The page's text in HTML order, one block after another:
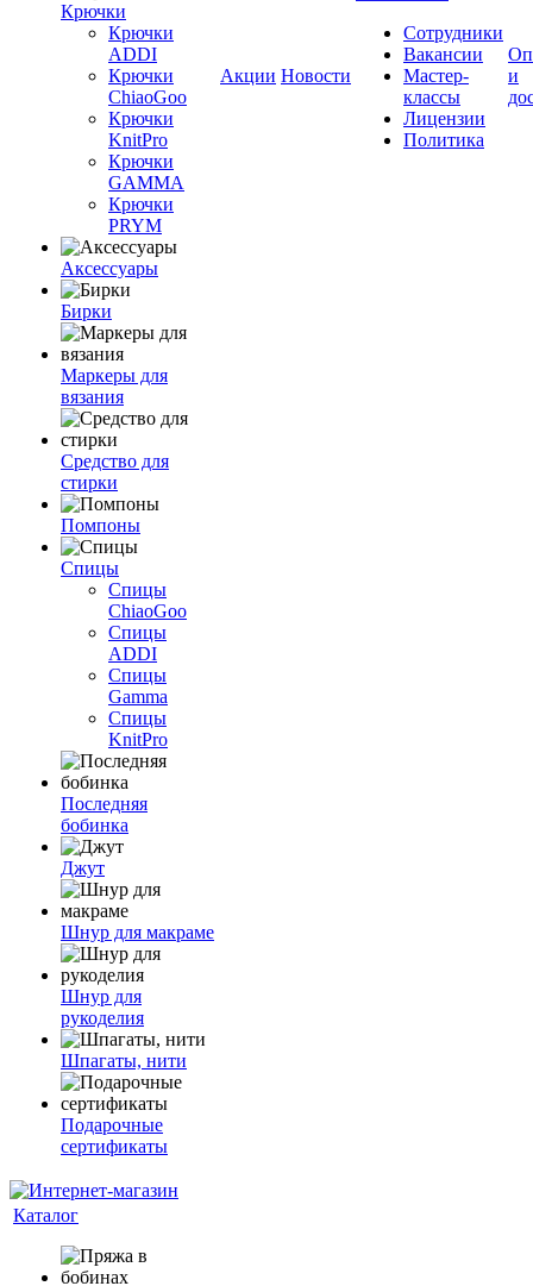
Крючки
Крючки
ADDI
Крючки
ChiaoGoo
Крючки
KnitPro
Крючки
GAMMA
Крючки
PRYM
Аксессуары
Бирки
Маркеры для
вязания
Средство для
стирки
Помпоны
Спицы
Спицы
ChiaoGoo
Спицы
ADDI
Спицы
Gamma
Спицы
KnitPro
Последняя
бобинка
Джут
Шнур для макраме
Шнур для
рукоделия
Шпагаты, нити
Подарочные
сертификаты
Акции Новости
Сотрудники
Вакансии
Мастер-
классы
Лицензии
Политика
и
Каталог